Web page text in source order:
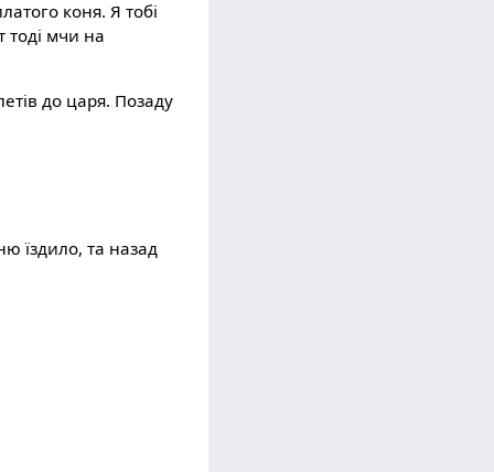
коня. Я тобі
тоді мчи на
до царя. Позаду
їздило, та назад